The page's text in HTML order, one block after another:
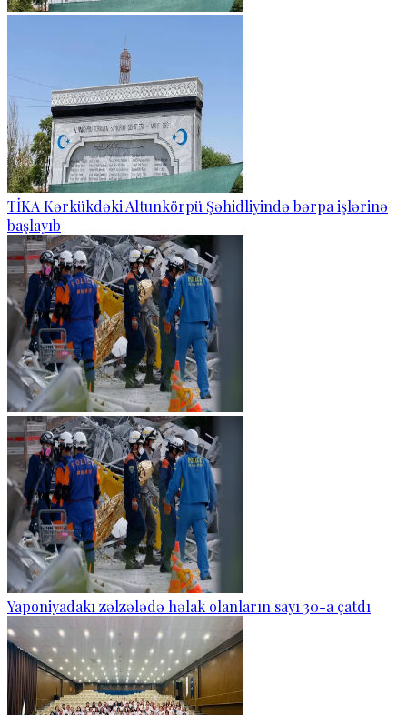
TİKA Kərkükdəki Altunkörpü Şəhidliyində bərpa işlərinə
başlayıb
Yaponiyadakı zəlzələdə həlak olanların sayı 30-a çatdı